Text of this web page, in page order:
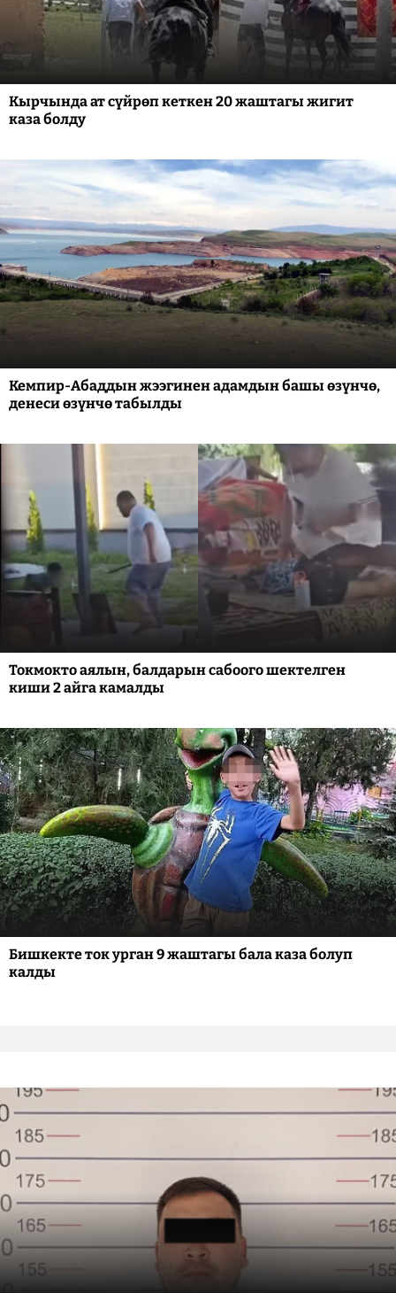
Кырчында ат сүйрөп кеткен 20 жаштагы жигит
каза болду
Кемпир-Абаддын жээгинен адамдын башы өзүнчө,
денеси өзүнчө табылды
Токмокто аялын, балдарын сабоого шектелген
киши 2 айга камалды
Бишкекте ток урган 9 жаштагы бала каза болуп
калды